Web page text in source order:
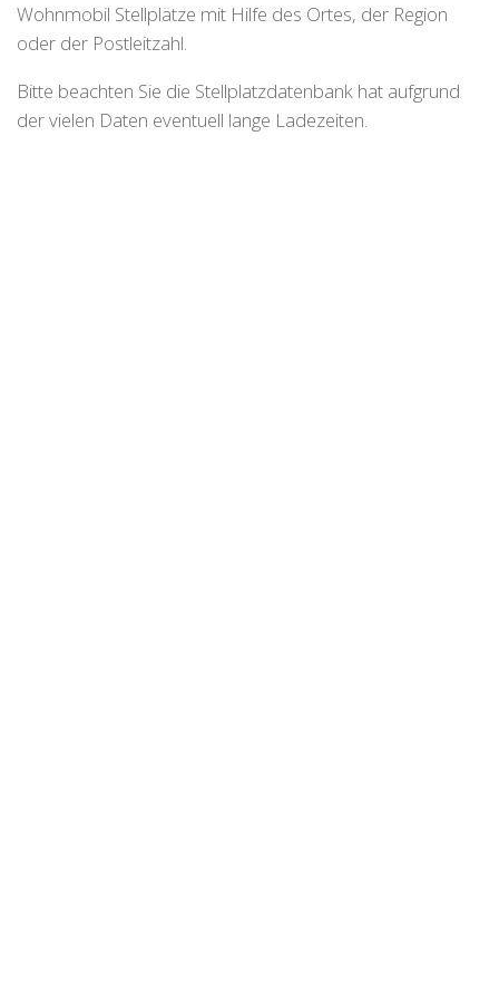
Wohnmobil Stellplätze mit Hilfe des Ortes, der Region
oder der Postleitzahl.
Bitte beachten Sie die Stellplatzdatenbank hat aufgrund
der vielen Daten eventuell lange Ladezeiten.